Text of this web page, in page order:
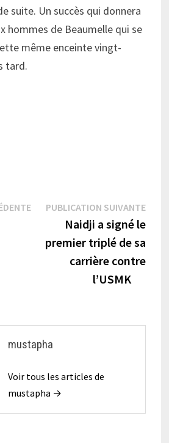
suite. Un succès qui donnera
hommes de Beaumelle qui se
même enceinte vingt-
tard.
Publication
précédente :
PUBLICATION SUIVANTE
Naidji a signé le
premier triplé de sa
carrière contre
l’USMK
mustapha
Voir tous les articles de
mustapha →